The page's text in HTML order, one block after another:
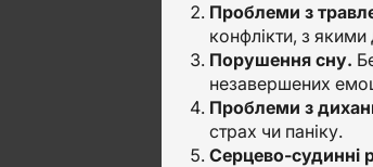
Проблеми з
конфлікти, з
Порушення сну.
незавершених
Проблеми з
страх чи паніку.
Серцево-судинні